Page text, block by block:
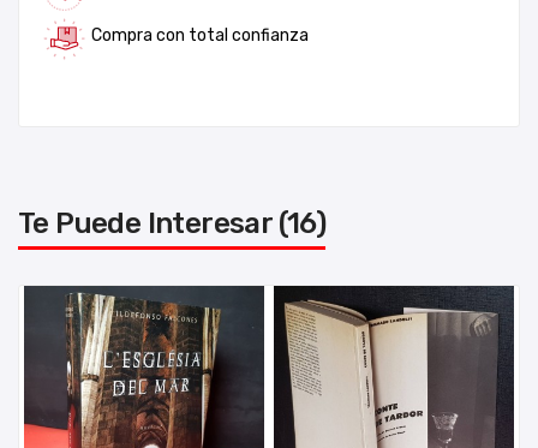
Compra con total confianza
Te Puede Interesar (16)